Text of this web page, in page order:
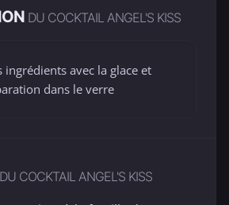
DU COCKTAIL ANGEL'S KISS
ingrédients avec la glace et
dans le verre
DU COCKTAIL ANGEL'S KISS